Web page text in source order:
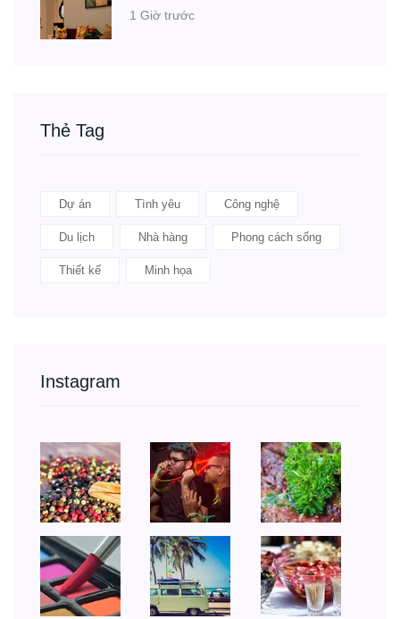
1 Giờ trước
Thẻ Tag
Dự án Tình yêu Công nghệ
Du lịch Nhà hàng Phong cách sống
Thiết kế Minh họa
Instagram